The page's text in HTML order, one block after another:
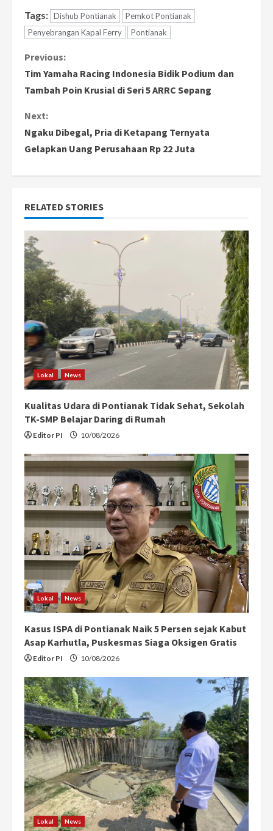
Tags: Dishub Pontianak
Pemkot Pontianak
Penyebrangan Kapal Ferry
Pontianak
C
o
n
t
u
e
R
e
a
d
i
n
g
Previous:
Tim Yamaha Racing Indonesia Bidik Podium dan
Tambah Poin Krusial di Seri 5 ARRC Sepang
Next:
Ngaku Dibegal, Pria di Ketapang Ternyata
Gelapkan Uang Perusahaan Rp 22 Juta
RELATED STORIES
Lokal News
Kualitas Udara di Pontianak Tidak Sehat, Sekolah
TK-SMP Belajar Daring di Rumah
Editor PI 10/08/2026
Lokal News
Kasus ISPA di Pontianak Naik 5 Persen sejak Kabut
Asap Karhutla, Puskesmas Siaga Oksigen Gratis
Editor PI 10/08/2026
Lokal News